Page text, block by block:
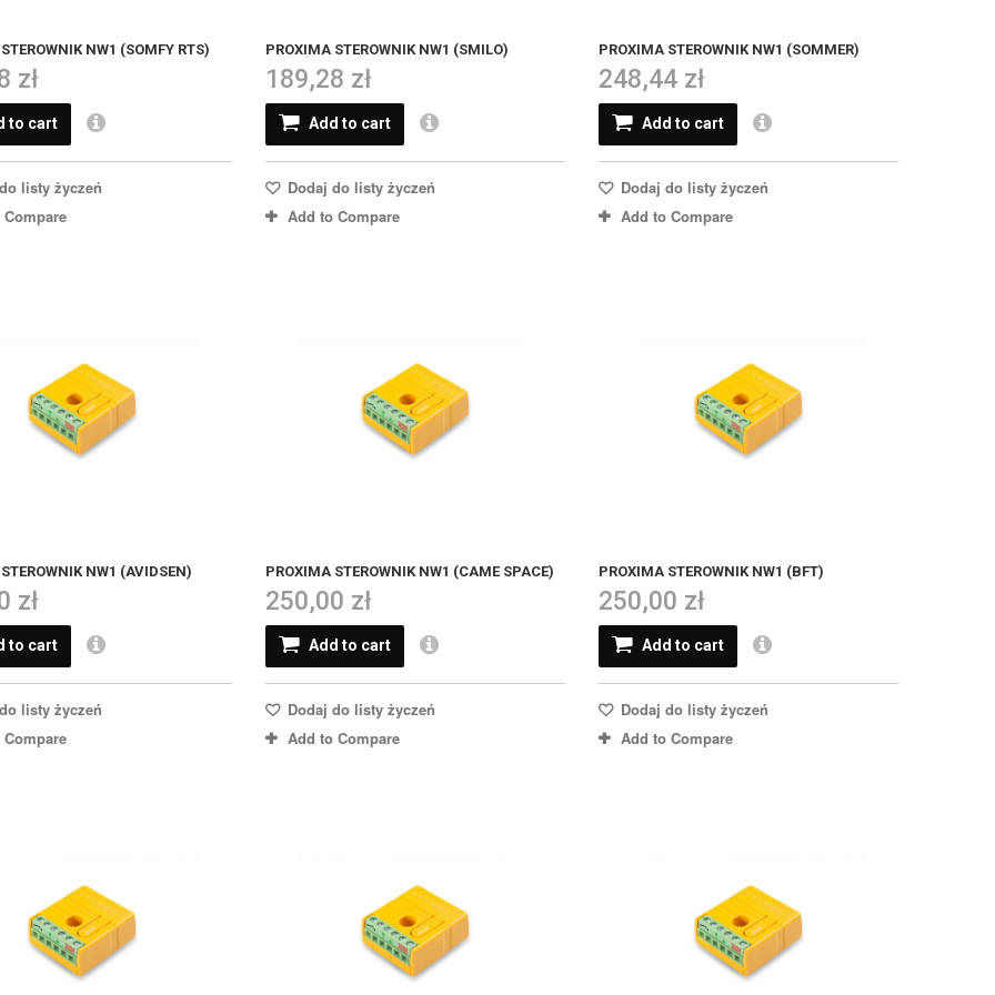
NW1 (SOMFY RTS)
zł
to cart
listy życzeń
PROXIMA STEROWNIK NW1 (SMILO)
189,28 zł
Add to cart
Dodaj do listy życzeń
Add to Compare
PROXIMA STEROWNIK NW1 (SOMMER)
248,44 zł
Add to cart
Dodaj do listy życzeń
Add to Compare
NW1 (AVIDSEN)
zł
to cart
listy życzeń
PROXIMA STEROWNIK NW1 (CAME SPACE)
250,00 zł
Add to cart
Dodaj do listy życzeń
Add to Compare
PROXIMA STEROWNIK NW1 (BFT)
250,00 zł
Add to cart
Dodaj do listy życzeń
Add to Compare